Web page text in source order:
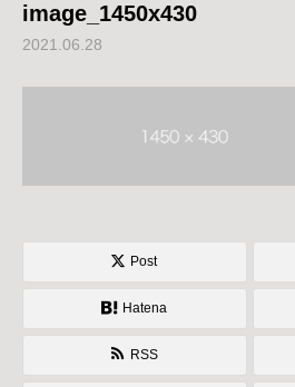
image_1450x430
2021.06.28
Post
Hatena
RSS